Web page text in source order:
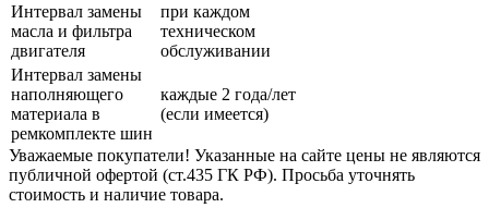
Интервал замены
масла и фильтра
двигателя
при каждом
техническом
обслуживании
Интервал замены
наполняющего
материала в
ремкомплекте шин
каждые 2 года/лет
(если имеется)
Уважаемые покупатели! Указанные на сайте цены не являются
публичной офертой (ст.435 ГК РФ). Просьба уточнять
стоимость и наличие товара.